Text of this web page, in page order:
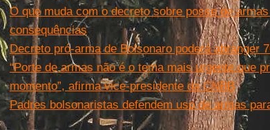
O que muda com o decreto sobre posse de
consequências
Decreto pró-arma de Bolsonaro poderá abranger
“Porte de armas não é o tema mais urgente que
momento”, afirma vice-presidente da CNBB
Padres bolsonaristas defendem uso de armas